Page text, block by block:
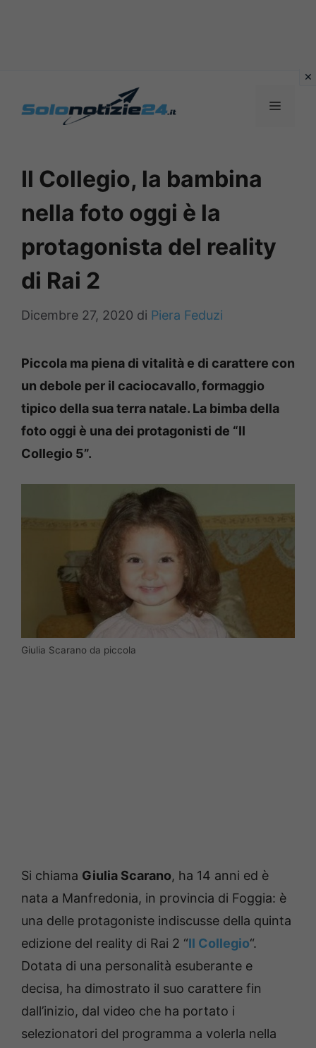
MENU
Il Collegio, la bambina
nella foto oggi è la
protagonista del reality
di Rai 2
Dicembre 27, 2020 di Piera Feduzi
Piccola ma piena di vitalità e di carattere con
un debole per il caciocavallo, formaggio
tipico della sua terra natale. La bimba della
foto oggi è una dei protagonisti de “Il
Collegio 5”.
Giulia Scarano da piccola
Si chiama Giulia Scarano, ha 14 anni ed è
nata a Manfredonia, in provincia di Foggia: è
una delle protagoniste indiscusse della quinta
edizione del reality di Rai 2 “Il Collegio“.
Dotata di una personalità esuberante e
decisa, ha dimostrato il suo carattere fin
dall’inizio, dal video che ha portato i
selezionatori del programma a volerla nella